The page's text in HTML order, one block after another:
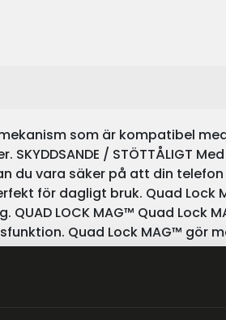
som är kompatibel
/ STÖTTÅLIGT
du vara säker på att din telefon
för dagligt bruk. Quad
QUAD LOCK MAG™ Quad
Quad Lock MAG™ gör
Lock®-fodral är
magneter med
med trådlös
Lock MAG™-fästen och